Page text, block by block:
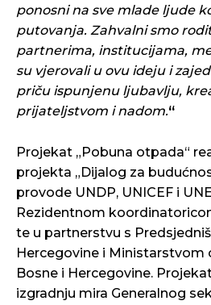
ponosni na sve mlade ljude
putovanja. Zahvalni smo
partnerima, institucijama,
su vjerovali u ovu ideju i
priču ispunjenu ljubavlju,
prijateljstvom i nadom.“
Projekat „Pobuna otpada“
projekta „Dijalog za
provode UNDP, UNICEF i
Rezidentnom
te u partnerstvu s
Hercegovine i Ministarstvom
Bosne i Hercegovine.
izgradnju mira Generalnog